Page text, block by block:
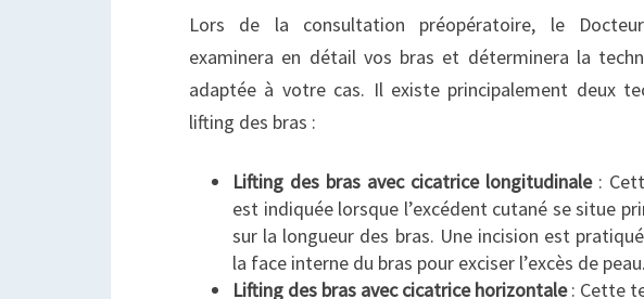
Lors de la consultation préopératoire, le
examinera en détail vos bras et déterminera la
adaptée à votre cas. Il existe principalement deux
lifting des bras :
Lifting des bras avec cicatrice longitudinale:
est indiquée lorsque l’excédent cutané se situe
sur la longueur des bras. Une incision est
la face interne du bras pour exciser l’excès de peau.
Lifting des bras avec cicatrice horizontale: Cette